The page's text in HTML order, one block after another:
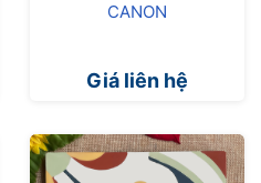
CANON
Giá liên hệ